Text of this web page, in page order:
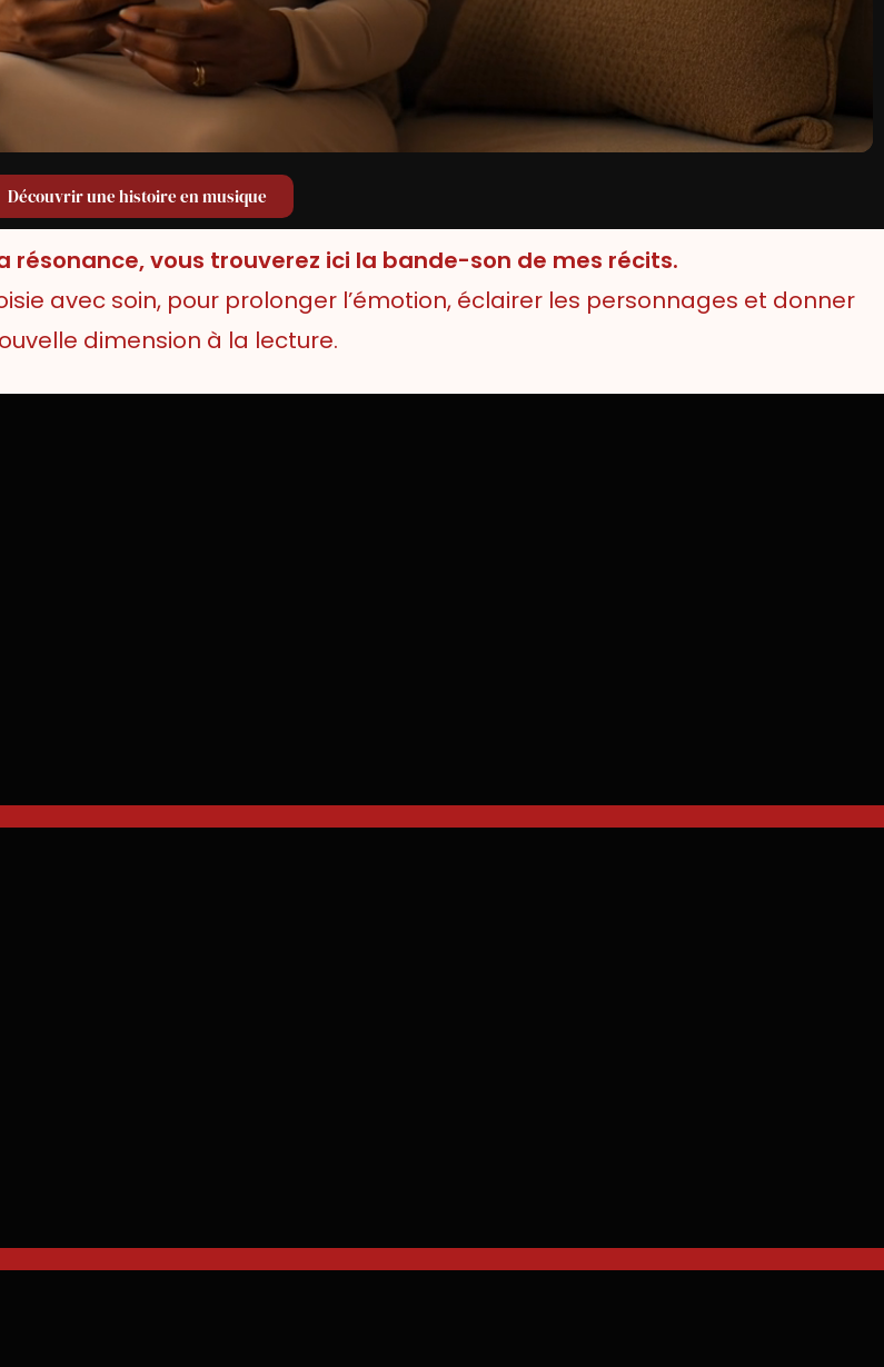
Découvrir une histoire en musique
résonance, vous trouverez ici la bande-son de mes récits.
avec soin, pour prolonger l’émotion, éclairer les personnages et donner
dimension à la lecture.